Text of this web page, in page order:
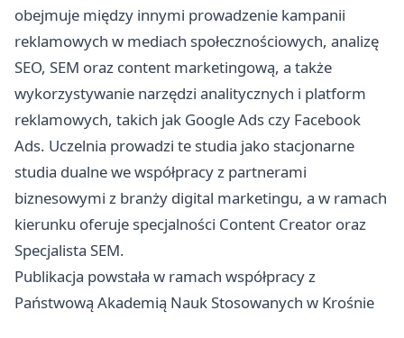
obejmuje między innymi prowadzenie kampanii
reklamowych w mediach społecznościowych, analizę
SEO, SEM oraz content marketingową, a także
wykorzystywanie narzędzi analitycznych i platform
reklamowych, takich jak Google Ads czy Facebook
Ads. Uczelnia prowadzi te studia jako stacjonarne
studia dualne we współpracy z partnerami
biznesowymi z branży digital marketingu, a w ramach
kierunku oferuje specjalności Content Creator oraz
Specjalista SEM.
Publikacja powstała w ramach współpracy z
Państwową Akademią Nauk Stosowanych w Krośnie